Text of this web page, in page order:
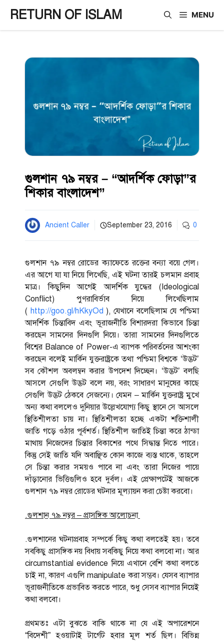
content
RETURN OF ISLAM MENU
গুলশান ৭৯ নম্বর – “আদর্শিক ফোড়া”র
শিকার বাংলাদেশ”
Ancient Caller September 23, 2016 0
গুলশান ৭৯ নম্বর রোডের ক্যাফেতে রক্তের বন্যা বয়ে গেল।
এর আগে যা যা নিয়ে লিখেছি, এই ঘটনা তারই চলমান প্রবাহ
মাত্র। কিছুদিন আগেই আদর্শিক যুদ্ধের (Ideological
Conflict) পুণরাবির্ভাব নিয়ে লিখেছিলাম
( http://goo.gl/hKkyOd ), যেখানে বলেছিলাম যে পশ্চিমা
আদর্শিক চিন্তাবিদ এবং ভূরাজনীতি বিশারদরা কিভাবে চিন্তা
করছেন সামনের দিনগুলি নিয়ে। তারা সামনের দিনগুলিতে
বিশ্বের Balance of Power-এ ব্যাপক পরিবর্তনের আশংকা
করছেন বলেই মার্কিন যুক্তরাষ্ট্রকে তথা পশ্চিমা বিশ্বকে ‘উদ্ভট’
সব কৌশল অবলম্বন করার উপদেশ দিচ্ছেন। ‘উদ্ভট’ বলছি
আসলে সেগুলি উদ্ভট বলে নয়, বরং সাধারণ মানুষের কাছে
সেগুলি উদ্ভট ঠেকবে সেজন্যে। যেমন – মার্কিন যুক্তরাষ্ট্র মুখে
অন্য কথা বললেও দুনিয়ার উল্লেখযোগ্য কিছু স্থানে সে আসলে
স্থিতিশীলতা চায় না। স্থিতিশীলতা হচ্ছে একটা শক্তিশালী
জাতি গড়ে ওঠার পূর্বশর্ত। স্থিতিশীল জাতিই চিন্তা করে ঠান্ডা
মাথায় নিজেদের চিন্তার বিকাশের পথে সিদ্ধান্ত নিতে পারে।
কিন্তু সেই জাতি যদি অবাঞ্ছিত কোন কাজে ব্যস্ত থাকে, তাহলে
সে চিন্তা করার সময়ও পাবে না এবং তারা নিজের পায়ে
দাঁড়ানোর ভিত্তিগুলিও হবে দুর্বল। এই প্রেক্ষাপটেই আজকে
গুলশান ৭৯ নম্বর রোডের ঘটনার মূল্যায়ন করা চেষ্টা করবো।
.গুলশান ৭৯ নম্বর – প্রাসঙ্গিক আলোচনা
.গুলশানের ঘটনাপ্রবাহ সম্পর্কে কিছু কথা বলতেই হয়। তবে
সবকিছু প্রাসঙ্গিক নয় বিধায় সবকিছু নিয়ে কথা বলবো না। আর
circumstantial evidence নিয়ে এখানে বেশি কথা বলতে
চাই না, কারণ এগুলি manipulate করা সম্ভব। যেসব ব্যাপার
ভূরাজনীতিকে প্রভাবিত করতে পারে, শুধু সেসব ব্যাপার নিয়েই
কথা বলবো।
প্রথমতঃ এটা বুঝতে বাকি থাকে না যে এই অপারেশনে
“বিদেশী” হওয়াটাই টার্গেট হবার মূল শর্ত ছিল। বিভিন্ন